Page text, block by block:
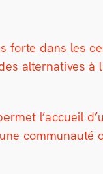
forte dans les
alter­na­tives
l’ac­cueil
com­mu­nauté